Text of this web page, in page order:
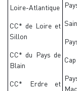
Loire-Atlantique
CC* de Loire et
Sillon
CC* du Pays de
Blain
CC* Erdre et